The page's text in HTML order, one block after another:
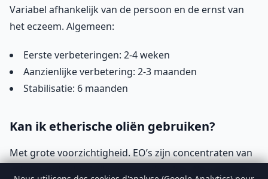
Variabel afhankelijk van de persoon en de ernst van
het eczeem. Algemeen:
Eerste verbeteringen: 2-4 weken
Aanzienlijke verbetering: 2-3 maanden
Stabilisatie: 6 maanden
Kan ik etherische oliën gebruiken?
Met grote voorzichtigheid. EO’s zijn concentraten van